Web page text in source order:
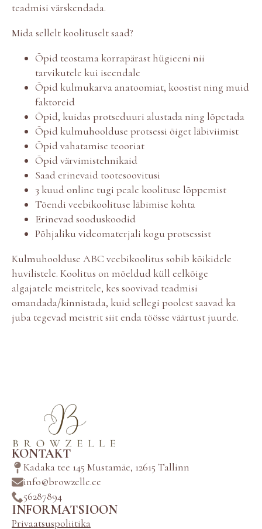
teadmisi värskendada.
Mida sellelt koolituselt saad?
Õpid teostama korrapärast hügieeni nii
tarvikutele kui iseendale
Õpid kulmukarva anatoomiat, koostist ning muid
faktoreid
Õpid, kuidas protseduuri alustada ning lõpetada
Õpid kulmuhoolduse protsessi õiget läbiviimist
Õpid vahatamise teooriat
Õpid värvimistehnikaid
Saad erinevaid tootesoovitusi
3 kuud online tugi peale koolituse lõppemist
Tõendi veebikoolituse läbimise kohta
Erinevad sooduskoodid
Põhjaliku videomaterjali kogu protsessist
Kulmuhoolduse ABC veebikoolitus sobib kõikidele
huvilistele. Koolitus on mõeldud küll eelkõige
algajatele meistritele, kes soovivad teadmisi
omandada/kinnistada, kuid sellegi poolest saavad ka
juba tegevad meistrit siit enda töösse väärtust juurde.
KONTAKT
Kadaka tee 145 Mustamäe, 12615 Tallinn
info@browzelle.ee
56287894
INFORMATSIOON
Privaatsuspoliitika